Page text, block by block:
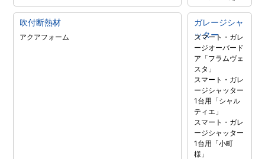
吹付断熱材
アクアフォーム
ガレージシャ
ッター
スマート・ガレ
ージオーバード
ア「フラムヴェ
スタ」
スマート・ガレ
ージシャッター
1台用「シャル
ティエ」
スマート・ガレ
ージシャッター
1台用「小町
様」